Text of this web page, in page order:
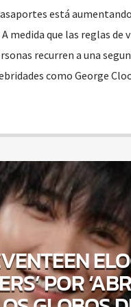
está
medida que las reglas
recurren a una
como George
POR